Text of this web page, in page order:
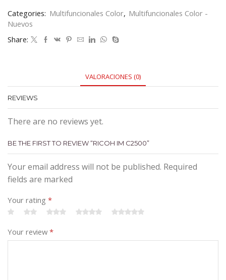
Categories: Multifuncionales Color, Multifuncionales Color -
Nuevos
Share:
VALORACIONES (0)
REVIEWS
There are no reviews yet.
BE THE FIRST TO REVIEW “RICOH IM C2500”
Your email address will not be published. Required
fields are marked
Your rating *
Your review *